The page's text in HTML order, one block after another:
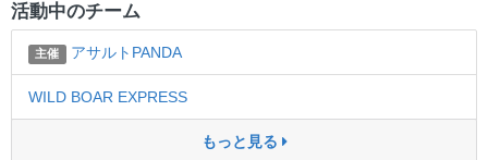
活動中のチーム
主催 アサルトPANDA
WILD BOAR EXPRESS
もっと見る